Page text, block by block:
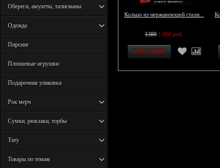
Обереги, амулеты, талисманы
Одежда
Пирсинг
Плюшевые игрушки
Подарочная упаковка
Рок мерч
Сумки, рюкзаки, торбы
Тату
Товары по темам
Кольцо из нержавеющей стали...
1380 1 060 руб.